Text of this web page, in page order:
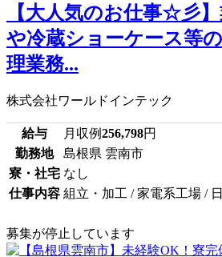
【大人気のお仕事☆彡
や冷蔵ショーケース等
理業務...
株式会社ワールドインテック
給与 月収例256,798円
勤務地
島根県 雲南市
寮・社宅 なし
仕事内容 組立・加工 / 家電系工場 /
募集が停止しています